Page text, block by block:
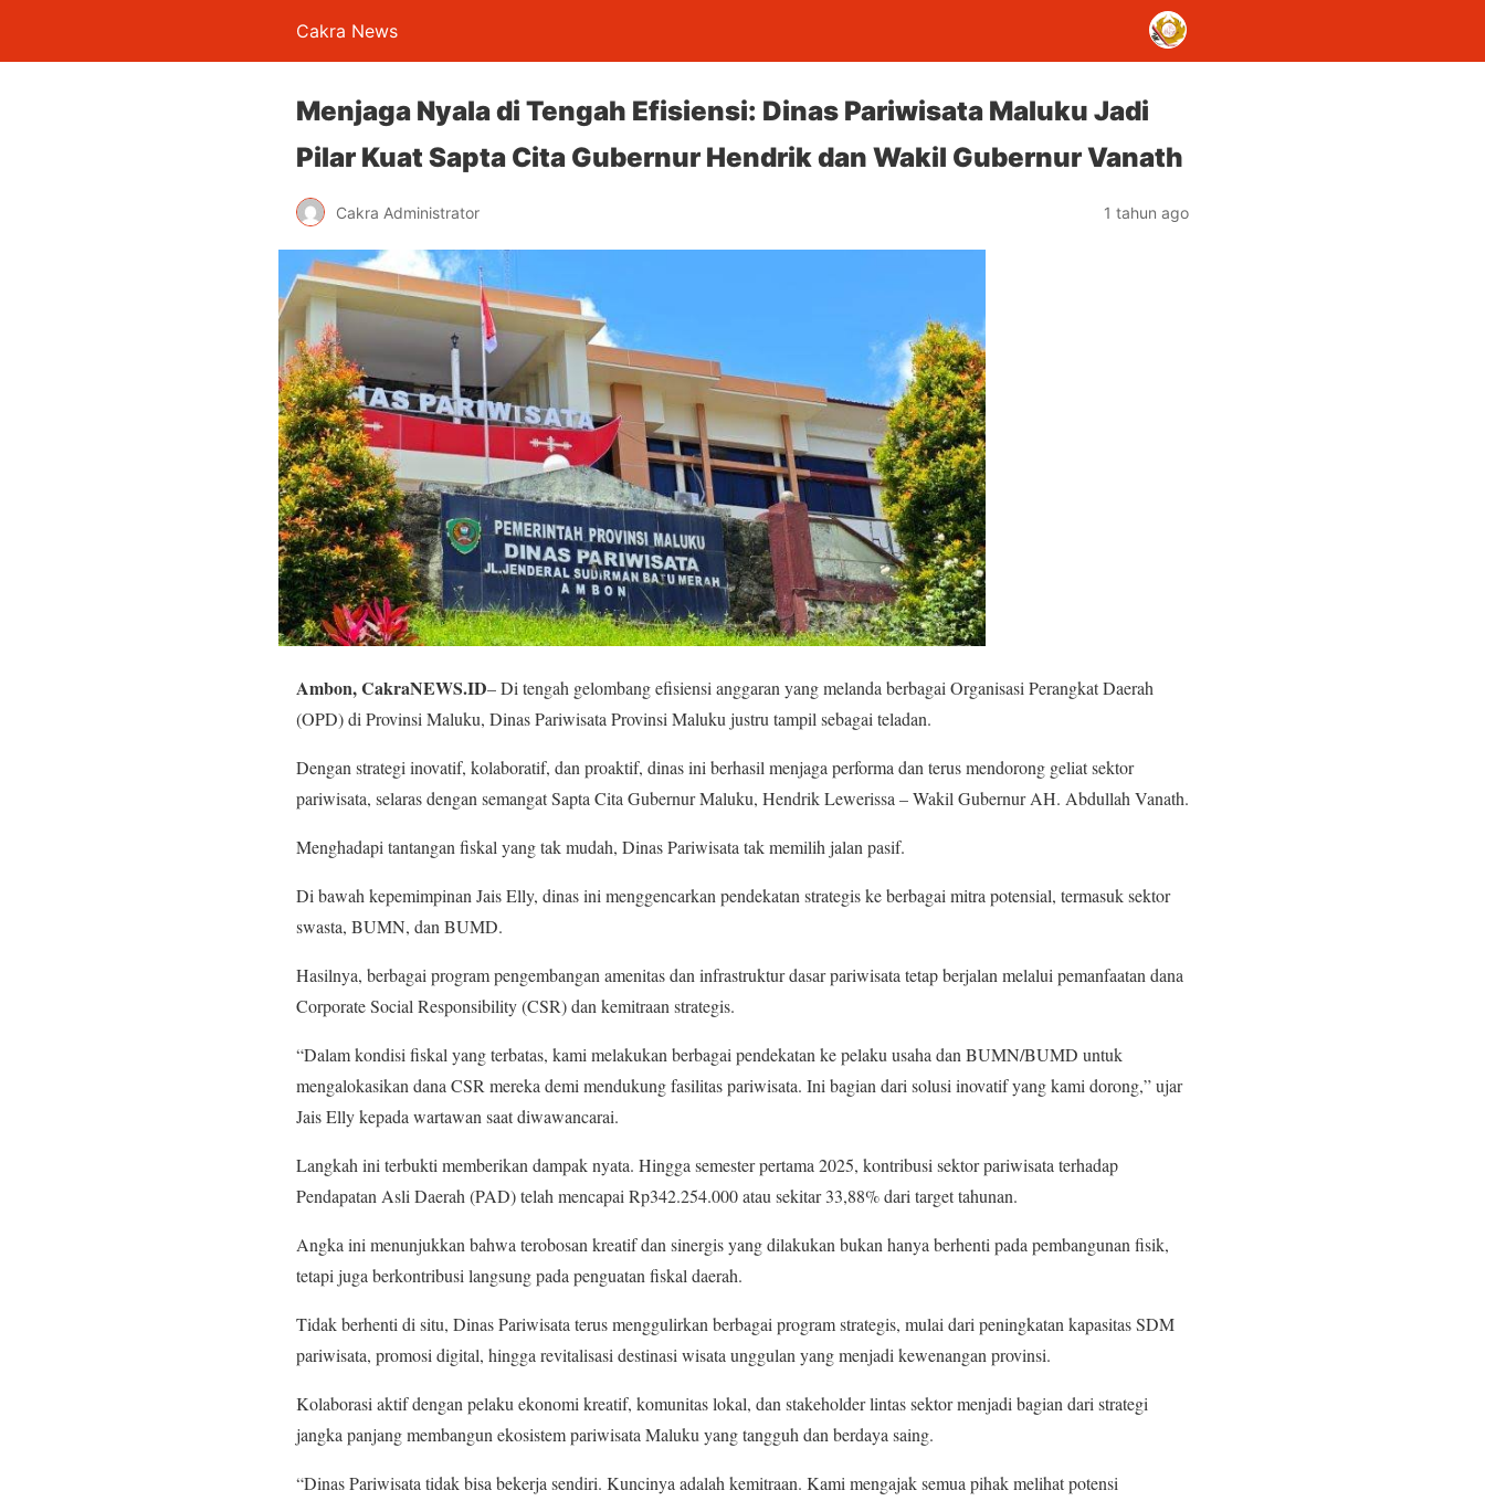
Cakra News
Menjaga Nyala di Tengah Efisiensi: Dinas Pariwisata Maluku Jadi
Pilar Kuat Sapta Cita Gubernur Hendrik dan Wakil Gubernur Vanath
Cakra Administrator 1 tahun ago
Ambon, CakraNEWS.ID– Di tengah gelombang efisiensi anggaran yang melanda berbagai Organisasi Perangkat Daerah
(OPD) di Provinsi Maluku, Dinas Pariwisata Provinsi Maluku justru tampil sebagai teladan.
Dengan strategi inovatif, kolaboratif, dan proaktif, dinas ini berhasil menjaga performa dan terus mendorong geliat sektor
pariwisata, selaras dengan semangat Sapta Cita Gubernur Maluku, Hendrik Lewerissa – Wakil Gubernur AH. Abdullah Vanath.
Menghadapi tantangan fiskal yang tak mudah, Dinas Pariwisata tak memilih jalan pasif.
Di bawah kepemimpinan Jais Elly, dinas ini menggencarkan pendekatan strategis ke berbagai mitra potensial, termasuk sektor
swasta, BUMN, dan BUMD.
Hasilnya, berbagai program pengembangan amenitas dan infrastruktur dasar pariwisata tetap berjalan melalui pemanfaatan dana
Corporate Social Responsibility (CSR) dan kemitraan strategis.
“Dalam kondisi fiskal yang terbatas, kami melakukan berbagai pendekatan ke pelaku usaha dan BUMN/BUMD untuk
mengalokasikan dana CSR mereka demi mendukung fasilitas pariwisata. Ini bagian dari solusi inovatif yang kami dorong,” ujar
Jais Elly kepada wartawan saat diwawancarai.
Langkah ini terbukti memberikan dampak nyata. Hingga semester pertama 2025, kontribusi sektor pariwisata terhadap
Pendapatan Asli Daerah (PAD) telah mencapai Rp342.254.000 atau sekitar 33,88% dari target tahunan.
Angka ini menunjukkan bahwa terobosan kreatif dan sinergis yang dilakukan bukan hanya berhenti pada pembangunan fisik,
tetapi juga berkontribusi langsung pada penguatan fiskal daerah.
Tidak berhenti di situ, Dinas Pariwisata terus menggulirkan berbagai program strategis, mulai dari peningkatan kapasitas SDM
pariwisata, promosi digital, hingga revitalisasi destinasi wisata unggulan yang menjadi kewenangan provinsi.
Kolaborasi aktif dengan pelaku ekonomi kreatif, komunitas lokal, dan stakeholder lintas sektor menjadi bagian dari strategi
jangka panjang membangun ekosistem pariwisata Maluku yang tangguh dan berdaya saing.
“Dinas Pariwisata tidak bisa bekerja sendiri. Kuncinya adalah kemitraan. Kami mengajak semua pihak melihat potensi